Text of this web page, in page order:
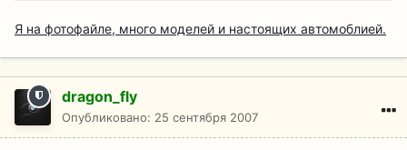
Я на фотофайле, много моделей и настоящих автомоблией.
dragon_fly
Опубликовано: 25 сентября 2007